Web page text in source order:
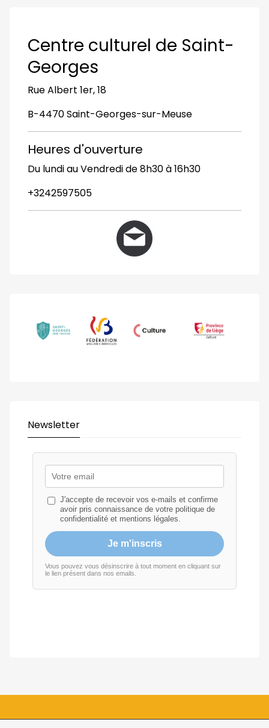
Centre culturel de Saint-
Georges
Rue Albert 1er, 18
B-4470 Saint-Georges-sur-Meuse
Heures d'ouverture
Du lundi au Vendredi de 8h30 à 16h30
+3242597505
Newsletter